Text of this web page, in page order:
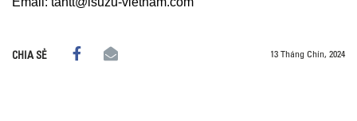
CHIA SẺ 13 Tháng Chín, 2024